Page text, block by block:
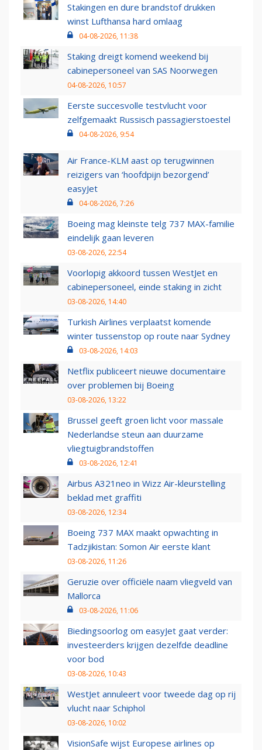
Stakingen en dure brandstof drukken
winst Lufthansa hard omlaag
04-08-2026, 11:38
Staking dreigt komend weekend bij
cabinepersoneel van SAS Noorwegen
04-08-2026, 10:57
Eerste succesvolle testvlucht voor
zelfgemaakt Russisch passagierstoestel
04-08-2026, 9:54
Air France-KLM aast op terugwinnen
reizigers van ‘hoofdpijn bezorgend’
easyJet
04-08-2026, 7:26
Boeing mag kleinste telg 737 MAX-familie
eindelijk gaan leveren
03-08-2026, 22:54
Voorlopig akkoord tussen WestJet en
cabinepersoneel, einde staking in zicht
03-08-2026, 14:40
Turkish Airlines verplaatst komende
winter tussenstop op route naar Sydney
03-08-2026, 14:03
Netflix publiceert nieuwe documentaire
over problemen bij Boeing
03-08-2026, 13:22
Brussel geeft groen licht voor massale
Nederlandse steun aan duurzame
vliegtuigbrandstoffen
03-08-2026, 12:41
Airbus A321neo in Wizz Air-kleurstelling
beklad met graffiti
03-08-2026, 12:34
Boeing 737 MAX maakt opwachting in
Tadzjikistan: Somon Air eerste klant
03-08-2026, 11:26
Geruzie over officiële naam vliegveld van
Mallorca
03-08-2026, 11:06
Biedingsoorlog om easyJet gaat verder:
investeerders krijgen dezelfde deadline
voor bod
03-08-2026, 10:43
WestJet annuleert voor tweede dag op rij
vlucht naar Schiphol
03-08-2026, 10:02
VisionSafe wijst Europese airlines op